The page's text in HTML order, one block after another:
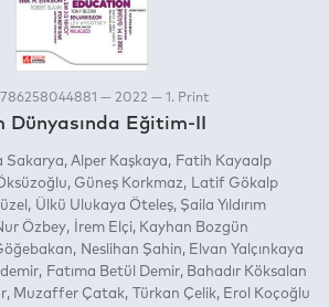
— 2022 — 1. Print
Dünyasında Eğitim-II
Sakarya Alper Kaşkaya
Fatih Kayaalp
Güneş Korkmaz
Latif Gökalp
Ülkü Ulukaya Öteleş Şaila Yıldırım
Özbey İrem Elçi
Kayhan Bozgün
Neslihan Şahin
Elvan Yalçınkaya
Fatıma Betül Demir
Bahadır Köksalan
Muzaffer Çatak Türkan Çelik
Erol Koçoğlu